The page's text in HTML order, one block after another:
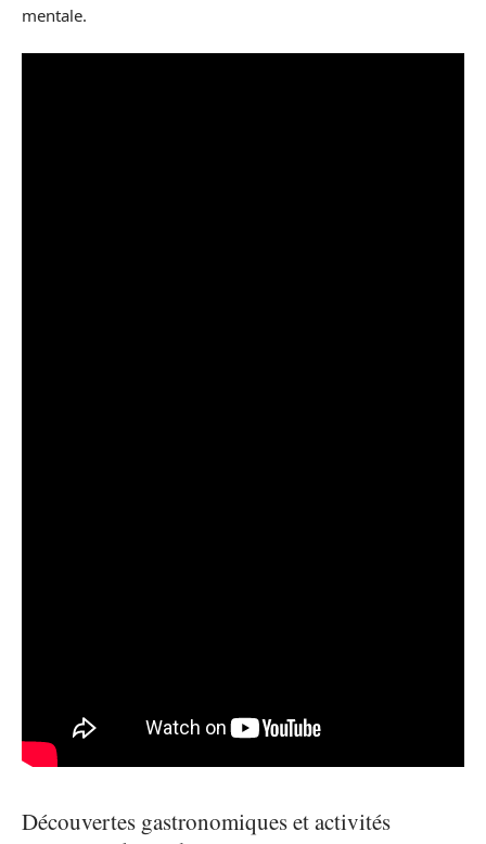
mentale.
Découvertes gastronomiques et activités